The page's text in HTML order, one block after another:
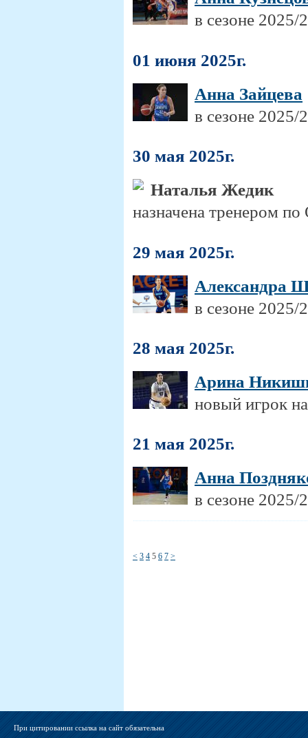
в сезоне 2025/
01 июня 2025г.
Анна Зайцева
в сезоне 2025/
30 мая 2025г.
Наталья Жедик
назначена тренером
29 мая 2025г.
Александра
в сезоне 2025/
28 мая 2025г.
Арина
новый игрок
21 мая 2025г.
Анна
в сезоне 2025/
< 3 4 5 6 7 >
При цитировании ссылка на сайт обязательна